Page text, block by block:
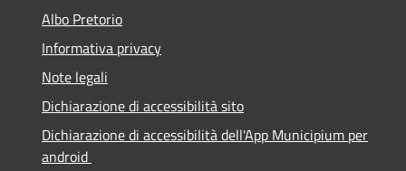
Albo Pretorio
Informativa privacy
Note legali
Dichiarazione di accessibilità sito
Dichiarazione di accessibilità dell'App Municipium per
android